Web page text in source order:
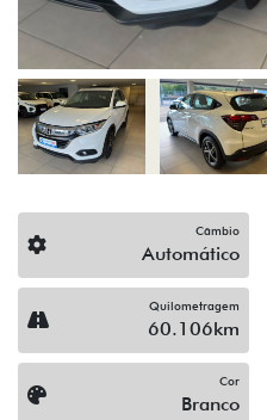
Câmbio
Automático
Quilometragem
60.106km
Cor
Branco